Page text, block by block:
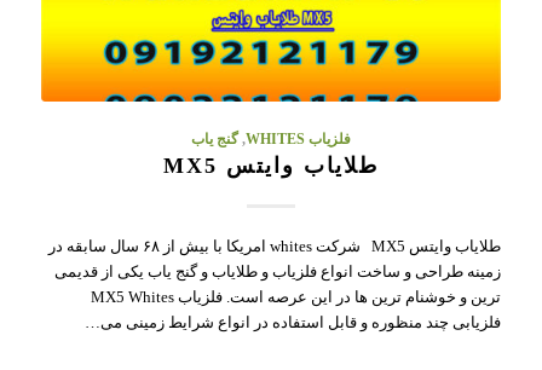
فلزیاب WHITES , گنج یاب
طلایاب وایتس MX5
طلایاب وایتس MX5 شرکت whites امریکا با بیش از ۶۸ سال سابقه در
زمینه طراحی و ساخت انواع فلزیاب و طلایاب و گنج یاب یکی از قدیمی
ترین و خوشنام ترین ها در این عرصه است. فلزیاب MX5 Whites
فلزیابی چند منظوره و قابل استفاده در انواع شرایط زمینی می…